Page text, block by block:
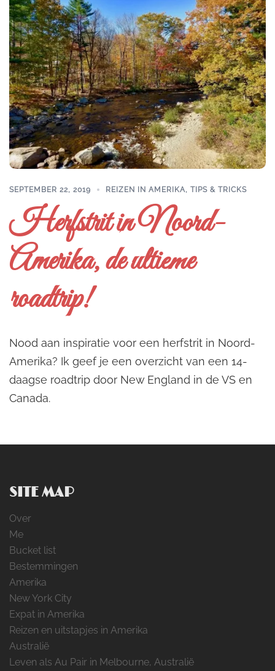
SEPTEMBER 22, 2019 REIZEN IN AMERIKA, TIPS & TRICKS
Herfstrit in Noord-
Amerika, de ultieme
roadtrip!
Nood aan inspiratie voor een herfstrit in Noord-
Amerika? Ik geef je een overzicht van een 14-
daagse roadtrip door New England in de VS en
Canada.
SITE MAP
Over
Me
Bucket list
Bestemmingen
Amerika
New York City
Expat in Amerika
Reizen en uitstapjes in Amerika
Australië
Leven als Au Pair in Melbourne, Australië